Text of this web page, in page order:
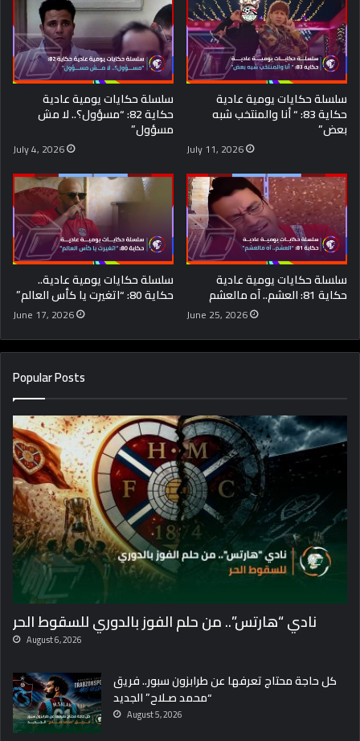
سلسلة حكايات يومية عادية
حكاية 83: “ أنا والمنتخب شبه
بعض”
July 11, 2026
سلسلة حكايات يومية عادية
حكاية 82: “مسؤول؟.. لا مش
مسؤول”
July 4, 2026
سلسلة حكايات يومية عادية
حكاية 81: العشم.. آه مالعشم
June 25, 2026
سلسلة حكايات يومية عادية..
حكاية 80: “اتغيرت يا كأس العالم”
June 17, 2026
Popular Posts
نادي “هارتس”.. من حلم الفوز بالدوري للسقوط الحر
August 6, 2026
كل حاجة محتاج تعرفها عن طرابزون سبور.. فريق
“محمد صـلاح” الجديد
August 5, 2026